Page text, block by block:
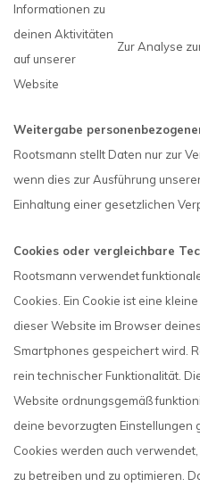
Informationen zu
deinen Aktivitäten
auf unserer
Website
Zur Analyse
Weitergabe
Rootsmann stellt Daten nur zur
wenn dies zur Ausführung
Einhaltung einer gesetzlichen
Cookies oder vergleichbare
Rootsmann verwendet
Cookies. Ein Cookie ist eine
dieser Website im Browser
Smartphones gespeichert wird.
rein technischer Funktionalität.
Website ordnungsgemäß
deine bevorzugten
Cookies werden auch
zu betreiben und zu optimieren.